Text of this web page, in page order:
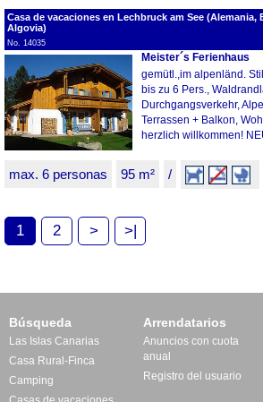
Casa de vacaciones en Lechbruck am See (Alemania,
Algovia)
No. 14035
Meister´s Ferienhaus
gemütl.,im alpenländ.
bis zu 6 Pers.,
Durchgangsverkehr,
Terrassen + Balkon,
herzlich willkommen!
max. 6 personas 95 m² /
1 2 > >|
Búsqueda
Las Islas Canarias
Casa Rural-Finca
Camping
Arrendatarios
Anuncios con cuota
anual
Registro del usuario